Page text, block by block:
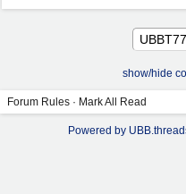
show/hide
Forum Rules · Mark All Read
Powered by